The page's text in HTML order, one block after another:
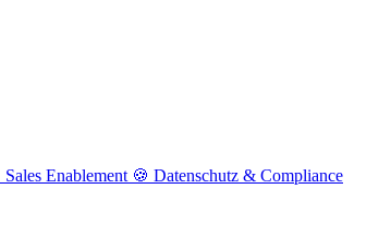
Sales Enablement 🍪 Datenschutz & Compliance